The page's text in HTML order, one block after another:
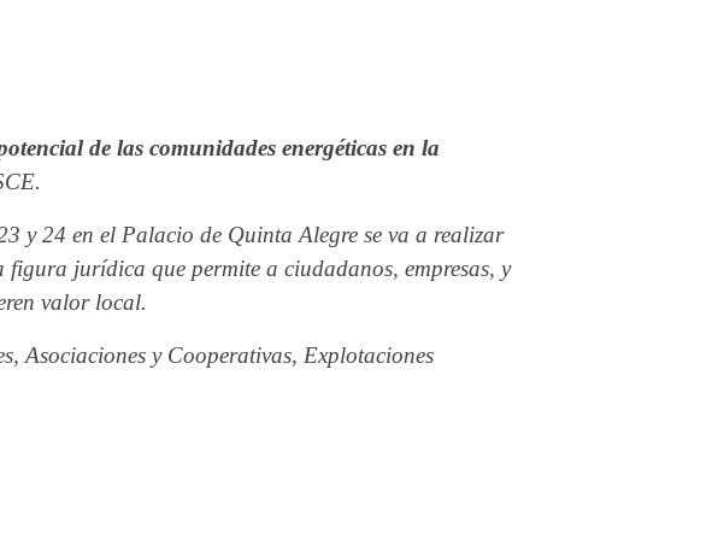
de las comunidades energéticas en la
y 24 en el Palacio de Quinta Alegre se va a realizar
figura jurídica que permite a ciudadanos, empresas, y
valor local.
Asociaciones y Cooperativas, Explotaciones